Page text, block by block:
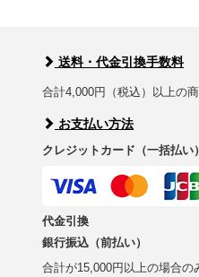
送料・代金引換手数料
合計4,000円（税込）以上の
お支払い方法
クレジットカード（一括払い）
代金引換
銀行振込（前払い）
合計が15,000円以上の場合の